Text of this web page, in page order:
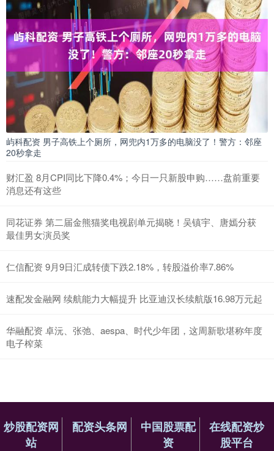
屿科配资 男子高铁上个厕所，网兜内1万多的电脑没了！警方：邻座
20秒拿走
财汇盈 8月CPI同比下降0.4%；今日一只新股申购……盘前重要
消息还有这些
同花证券 第二届金熊猫奖电视剧单元揭晓！吴镇宇、唐嫣分获
最佳男女演员奖
仁信配资 9月9日汇成转债下跌2.18%，转股溢价率7.86%
速配发金融网 续航能力大幅提升 比亚迪汉长续航版16.98万元起
华融配资 卓沅、张弛、aespa、时代少年团，这周新歌堪称年度
电子榨菜
炒股配资网
站
配资头条网
中国股票配
资
在线配资炒
股平台